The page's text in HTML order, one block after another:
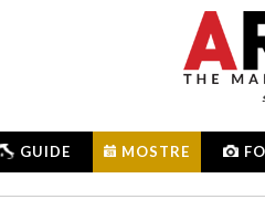
GUIDE MOSTRE